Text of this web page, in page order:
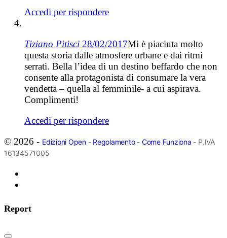
Accedi per rispondere
Tiziano Pitisci 28/02/2017Mi è piaciuta molto
questa storia dalle atmosfere urbane e dai ritmi
serrati. Bella l’idea di un destino beffardo che non
consente alla protagonista di consumare la vera
vendetta – quella al femminile- a cui aspirava.
Complimenti!
Accedi per rispondere
© 2026 - Edizioni Open- Regolamento- Come Funziona - P.IVA
16134571005
Report